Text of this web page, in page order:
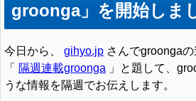
groonga」を開始しま
今日から、 gihyo.jp さんでgroongaの
「
隔週連載groonga 」と題して、
うな情報を隔週でお伝えします。